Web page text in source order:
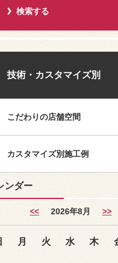
技術・カスタマイズ別
こだわりの店舗空間
カスタマイズ別施工例
ンダー
<< 2026年8月 >>
月 火 水 木